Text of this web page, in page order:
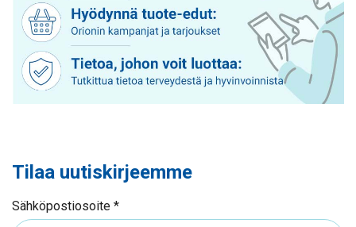
Tilaa uutiskirjeemme
Sähköpostiosoite *